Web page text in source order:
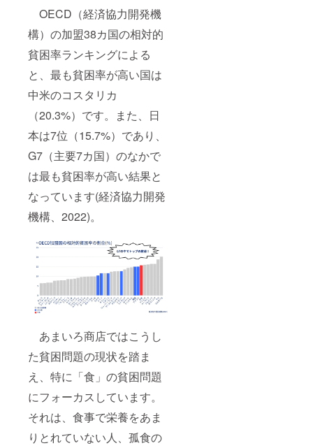
OECD（経済協力開発機
構）の加盟38カ国の相対的
貧困率ランキングによる
と、最も貧困率が高い国は
中米のコスタリカ
（20.3%）です。また、日
本は7位（15.7%）であり、
G7（主要7カ国）のなかで
は最も貧困率が高い結果と
なっています(経済協力開発
機構、2022)。
あまいろ商店ではこうし
た貧困問題の現状を踏ま
え、特に「食」の貧困問題
にフォーカスしています。
それは、食事で栄養をあま
りとれていない人、孤食の